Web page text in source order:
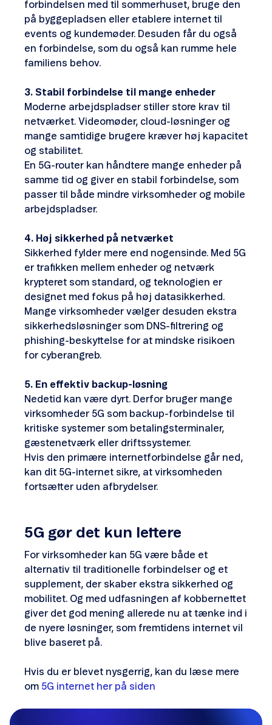
forbindelsen med til sommerhuset, bruge den
på byggepladsen eller etablere internet til
events og kundemøder. Desuden får du også
en forbindelse, som du også kan rumme hele
familiens behov.
3. Stabil forbindelse til mange enheder
Moderne arbejdspladser stiller store krav til
netværket. Videomøder, cloud-løsninger og
mange samtidige brugere kræver høj kapacitet
og stabilitet.
En 5G-router kan håndtere mange enheder på
samme tid og giver en stabil forbindelse, som
passer til både mindre virksomheder og mobile
arbejdspladser.
4. Høj sikkerhed på netværket
Sikkerhed fylder mere end nogensinde. Med 5G
er trafikken mellem enheder og netværk
krypteret som standard, og teknologien er
designet med fokus på høj datasikkerhed.
Mange virksomheder vælger desuden ekstra
sikkerhedsløsninger som DNS-filtrering og
phishing-beskyttelse for at mindske risikoen
for cyberangreb.
5. En effektiv backup-løsning
Nedetid kan være dyrt. Derfor bruger mange
virksomheder 5G som backup-forbindelse til
kritiske systemer som betalingsterminaler,
gæstenetværk eller driftssystemer.
Hvis den primære internetforbindelse går ned,
kan dit 5G-internet sikre, at virksomheden
fortsætter uden afbrydelser.
5G gør det kun lettere
For virksomheder kan 5G være både et
alternativ til traditionelle forbindelser og et
supplement, der skaber ekstra sikkerhed og
mobilitet. Og med udfasningen af kobbernettet
giver det god mening allerede nu at tænke ind i
de nyere løsninger, som fremtidens internet vil
blive baseret på.
Hvis du er blevet nysgerrig, kan du læse mere
om 5G internet her på siden